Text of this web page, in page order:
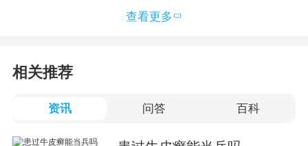
查看更多
相关推荐
资讯 问答 百科